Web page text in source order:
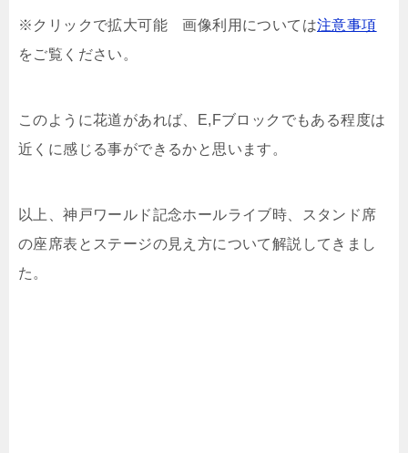
※クリックで拡大可能 画像利用については注意事項
をご覧ください。
このように花道があれば、E,Fブロックでもある程度は
近くに感じる事ができるかと思います。
以上、神戸ワールド記念ホールライブ時、スタンド席
の座席表とステージの見え方について解説してきまし
た。